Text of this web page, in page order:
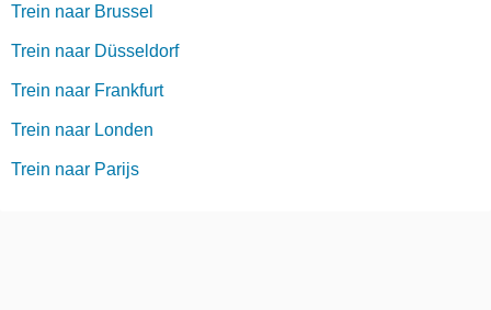
Trein naar Brussel
Trein naar Düsseldorf
Trein naar Frankfurt
Trein naar Londen
Trein naar Parijs